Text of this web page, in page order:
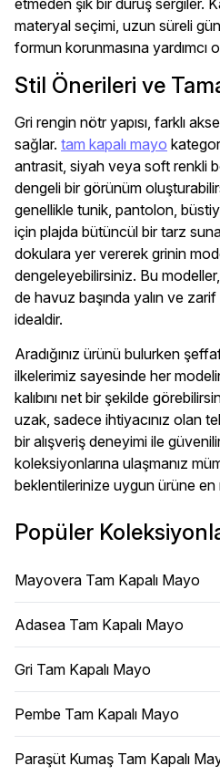
etmeden şık bir duruş sergiler.
materyal seçimi, uzun süreli
formun korunmasına yardımcı
Stil Önerileri ve
Gri rengin nötr yapısı, farklı
sağlar. tam kapalı mayo
antrasit, siyah veya soft renkli
dengeli bir görünüm
genellikle tunik, pantolon,
için plajda bütüncül bir tarz
dokulara yer vererek grinin
dengeleyebilirsiniz. Bu modeller,
de havuz başında yalın ve
idealdir.
Aradığınız ürünü bulurken
ilkelerimiz sayesinde her
kalıbını net bir şekilde
uzak, sadece ihtiyacınız olan
bir alışveriş deneyimi ile
koleksiyonlarına ulaşmanız
beklentilerinize uygun ürüne en
Popüler
Mayovera Tam Kapalı Mayo
Adasea Tam Kapalı Mayo
Gri Tam Kapalı Mayo
Pembe Tam Kapalı Mayo
Paraşüt Kumaş Tam Kapalı